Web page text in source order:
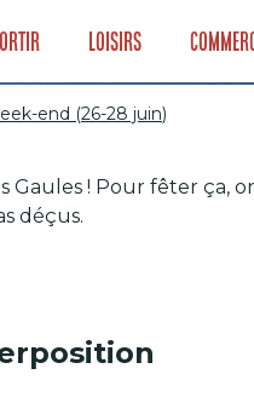
Loisirs
ce
end (26-28 juin)
! Pour fêter ça,
déçus.